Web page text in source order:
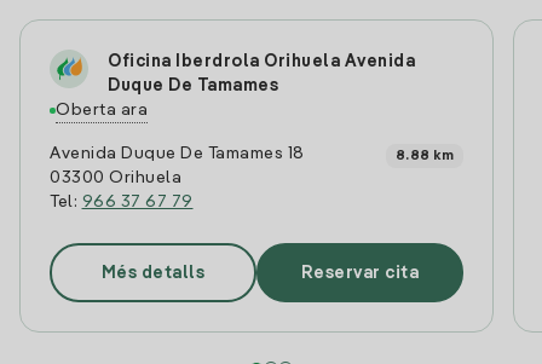
Oficina Iberdrola Orihuela Avenida
Duque De Tamames
Oberta ara
Avenida Duque De Tamames 18
03300 Orihuela
Tel: 966 37 67 79
8.88 km
Més detalls Reservar cita